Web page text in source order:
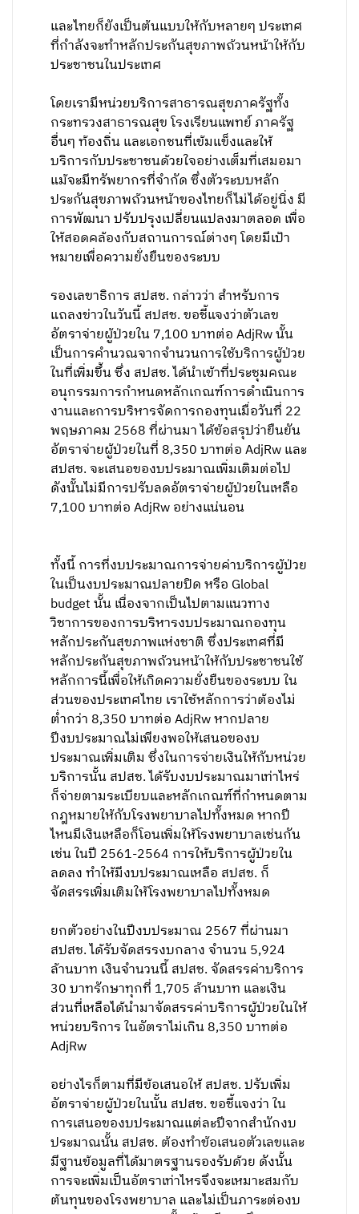
และไทยก็ยังเป็นต้นแบบให้กับหลายๆ ประเทศ
ที่กำลังจะทำหลักประกันสุขภาพถ้วนหน้าให้กับ
ประชาชนในประเทศ
โดยเรามีหน่วยบริการสาธารณสุขภาครัฐทั้ง
กระทรวงสาธารณสุข โรงเรียนแพทย์ ภาครัฐ
อื่นๆ ท้องถิ่น และเอกชนที่เข้มแข็งและให้
บริการกับประชาชนด้วยใจอย่างเต็มที่เสมอมา
แม้จะมีทรัพยากรที่จำกัด ซึ่งตัวระบบหลัก
ประกันสุขภาพถ้วนหน้าของไทยก็ไม่ได้อยู่นิ่ง มี
การพัฒนา ปรับปรุงเปลี่ยนแปลงมาตลอด เพื่อ
ให้สอดคล้องกับสถานการณ์ต่างๆ โดยมีเป้า
หมายเพื่อความยั่งยืนของระบบ
รองเลขาธิการ สปสช. กล่าวว่า สำหรับการ
แถลงข่าวในวันนี้ สปสช. ขอชี้แจงว่าตัวเลข
อัตราจ่ายผู้ป่วยใน 7,100 บาทต่อ AdjRw นั้น
เป็นการคำนวณจากจำนวนการใช้บริการผู้ป่วย
ในที่เพิ่มขึ้น ซึ่ง สปสช. ได้นำเข้าที่ประชุมคณะ
อนุกรรมการกำหนดหลักเกณฑ์การดำเนินการ
งานและการบริหารจัดการกองทุนเมื่อวันที่ 22
พฤษภาคม 2568 ที่ผ่านมา ได้ข้อสรุปว่ายืนยัน
อัตราจ่ายผู้ป่วยในที่ 8,350 บาทต่อ AdjRw และ
สปสช. จะเสนอของบประมาณเพิ่มเติมต่อไป
ดังนั้นไม่มีการปรับลดอัตราจ่ายผู้ป่วยในเหลือ
7,100 บาทต่อ AdjRw อย่างแน่นอน
ทั้งนี้ การที่งบประมาณการจ่ายค่าบริการผู้ป่วย
ในเป็นงบประมาณปลายปิด หรือ Global
budget นั้น เนื่องจากเป็นไปตามแนวทาง
วิชาการของการบริหารงบประมาณกองทุน
หลักประกันสุขภาพแห่งชาติ ซึ่งประเทศที่มี
หลักประกันสุขภาพถ้วนหน้าให้กับประชาชนใช้
หลักการนี้เพื่อให้เกิดความยั่งยืนของระบบ ใน
ส่วนของประเทศไทย เราใช้หลักการว่าต้องไม่
ต่ำกว่า 8,350 บาทต่อ AdjRw หากปลาย
ปีงบประมาณไม่เพียงพอให้เสนอของบ
ประมาณเพิ่มเติม ซึ่งในการจ่ายเงินให้กับหน่วย
บริการนั้น สปสช. ได้รับงบประมาณมาเท่าไหร่
ก็จ่ายตามระเบียบและหลักเกณฑ์ที่กำหนดตาม
กฎหมายให้กับโรงพยาบาลไปทั้งหมด หากปี
ไหนมีเงินเหลือก็โอนเพิ่มให้โรงพยาบาลเช่นกัน
เช่น ในปี 2561-2564 การให้บริการผู้ป่วยใน
ลดลง ทำให้มีงบประมาณเหลือ สปสช. ก็
จัดสรรเพิ่มเติมให้โรงพยาบาลไปทั้งหมด
ยกตัวอย่างในปีงบประมาณ 2567 ที่ผ่านมา
สปสช. ได้รับจัดสรรงบกลาง จำนวน 5,924
ล้านบาท เงินจำนวนนี้ สปสช. จัดสรรค่าบริการ
30 บาทรักษาทุกที่ 1,705 ล้านบาท และเงิน
ส่วนที่เหลือได้นำมาจัดสรรค่าบริการผู้ป่วยในให้
หน่วยบริการ ในอัตราไม่เกิน 8,350 บาทต่อ
AdjRw
อย่างไรก็ตามที่มีข้อเสนอให้ สปสช. ปรับเพิ่ม
อัตราจ่ายผู้ป่วยในนั้น สปสช. ขอชี้แจงว่า ใน
การเสนอของบประมาณแต่ละปีจากสำนักงบ
ประมาณนั้น สปสช. ต้องทำข้อเสนอตัวเลขและ
มีฐานข้อมูลที่ได้มาตรฐานรองรับด้วย ดังนั้น
การจะเพิ่มเป็นอัตราเท่าไหรจึงจะเหมาะสมกับ
ต้นทุนของโรงพยาบาล และไม่เป็นภาระต่องบ